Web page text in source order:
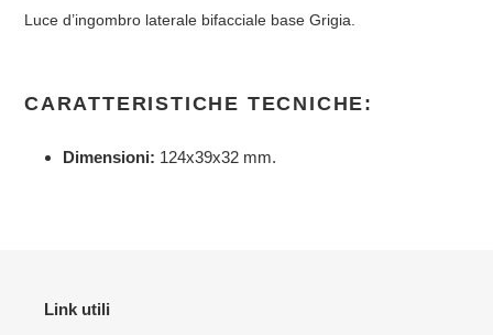
nel
Luce d’ingombro laterale bifacciale base Grigia.
CARATTERISTICHE TECNICHE:
Dimensioni: 124x39x32 mm.
Link utili